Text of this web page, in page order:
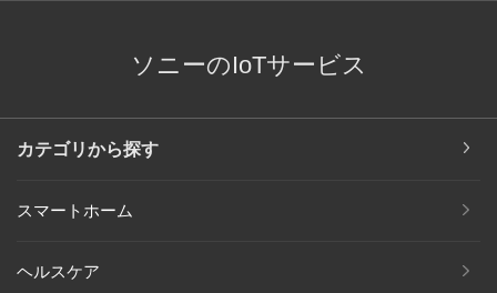
ソニーのIoTサービス
カテゴリから探す
スマートホーム
ヘルスケア